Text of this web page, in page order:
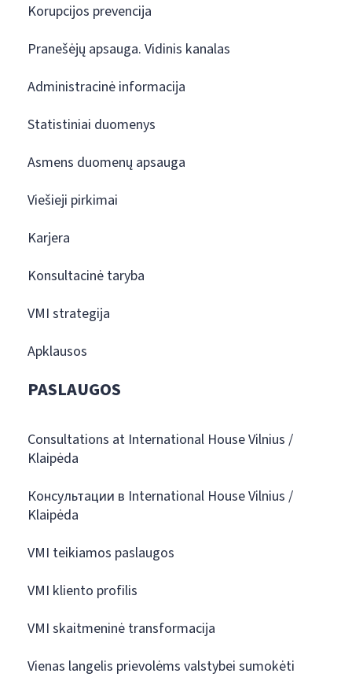
Korupcijos prevencija
Pranešėjų apsauga. Vidinis kanalas
Administracinė informacija
Statistiniai duomenys
Asmens duomenų apsauga
Viešieji pirkimai
Karjera
Konsultacinė taryba
VMI strategija
Apklausos
PASLAUGOS
Consultations at International House Vilnius /
Klaipėda
Консультации в International House Vilnius /
Klaipėda
VMI teikiamos paslaugos
VMI kliento profilis
VMI skaitmeninė transformacija
Vienas langelis prievolėms valstybei sumokėti